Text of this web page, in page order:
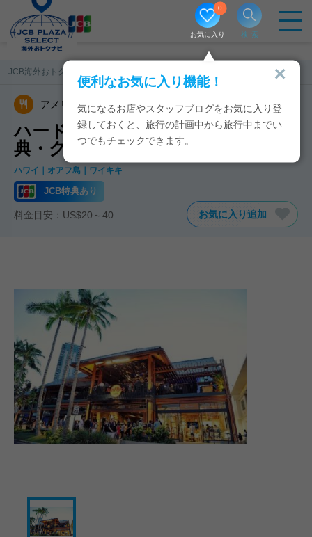
お気に入り
0
便利なお気に入り機能！
気になるお店やスタッフブログをお気に入り登
録しておくと、旅行の計画中から旅行中までい
つでもチェックできます。
検索
JCB海外おトクナビ ハード・ロック・カフェ ホノルル店
アメリカ料理 おみやげ／ギフト
ハード・ロック・カフェのJCB特
典・クーポン
ハワイ オアフ島 ワイキキ
JCB特典あり
料金目安：US$20～40 お気に入り追加